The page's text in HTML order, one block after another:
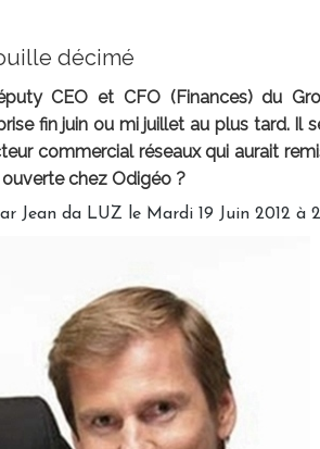
décimé
CEO et CFO (Finances) du
fin juin ou mi juillet au plus tard. Il
commercial réseaux qui aurait
ouverte chez Odigéo ?
Jean da LUZ le Mardi 19 Juin 2012 à